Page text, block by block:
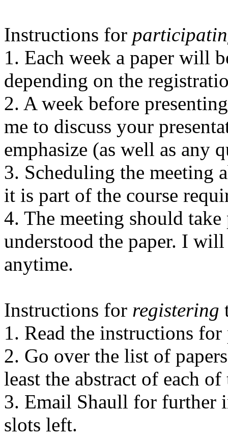
Instructions for
1. Each week a paper will
depending on the
2. A week before
me to discuss your
emphasize (as well as any
3. Scheduling the meeting
it is part of the course
4. The meeting should
understood the paper. I
anytime.
Instructions for registering
1. Read the instructions
2. Go over the list of
least the abstract of each
3. Email Shaull for further
slots left.